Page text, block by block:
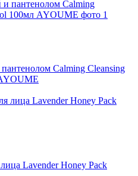
Calming Cleansing
Lavender Honey Pack